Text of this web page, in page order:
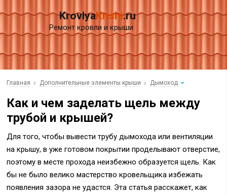
KrovlyaKrishi.ru
Ремонт кровли и крыши
Главная Дополнительные элементы крыши Дымоход
Как и чем заделать щель между
трубой и крышей?
Для того, чтобы вывести трубу дымохода или вентиляции
на крышу, в уже готовом покрытии проделывают отверстие,
поэтому в месте прохода неизбежно образуется щель. Как
бы не было велико мастерство кровельщика избежать
появления зазора не удастся. Эта статья расскажет, как